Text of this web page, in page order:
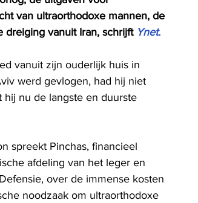
van ultraorthodoxe mannen, de
dreiging vanuit Iran, schrijft Ynet.
vanuit zijn ouderlijk huis in
werd gevlogen, had hij niet
nu de langste en duurste
spreekt Pinchas, financieel
afdeling van het leger en
over de immense kosten
noodzaak om ultraorthodoxe